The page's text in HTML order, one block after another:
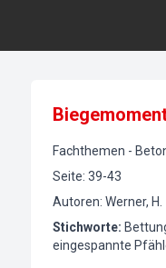
Fachthemen -
Seite: 39-43
Autoren: Werner, H.
Stichworte:
eingespannte